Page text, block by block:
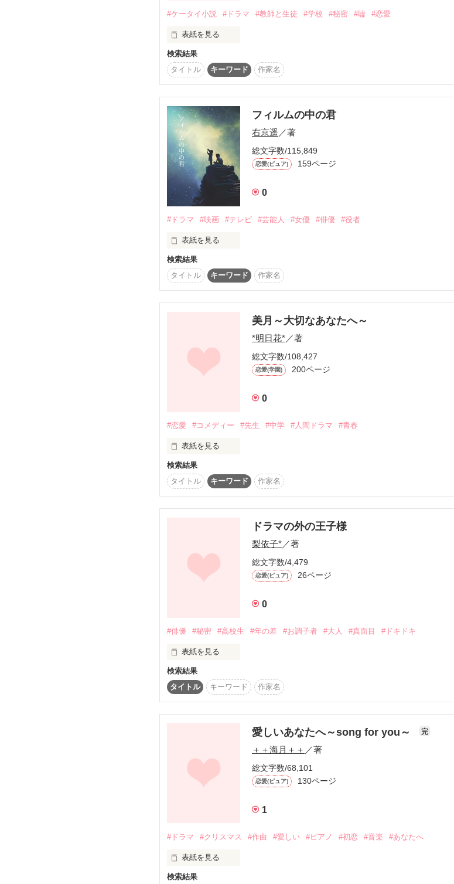
「心愛ちゃんは好きな人とかいるんですか?」
「それが…ほんとにいないんですよ…」
そんなわけない
芸能人の私だって
ごく普通の女の子
好きな人ぐらいいるんだよ……
.*☆Special Thanks☆*.
Ｃｈｉｈａさん
Ｒ.Heartyさん
CoCoLoさん
☆涼介くｎ☆さん
Sorakaさん
.･〜*☆.･〜*☆.･〜*☆.･〜*☆
オススメ作品に
掲載されました(*^^*)
ある理由でテレビ嫌いになった普通の女子高生
上原舞(ｳｴﾊﾗﾏｲ)の人生は、
…ドラマをはるかに超える。
◇夢に向かって成長する女の子のｻｸｾｽ&ﾗﾌﾞｽﾄｰﾘｰ◇
start:2008.8/14
(●･ｖ･人･ｖ･○)
-meri- 様
天道愛羅 様
#ケータイ小説 #ドラマ #教師と生徒 #学校 #秘密 #嘘 #恋愛
表紙を見る
あなたの願いは何ですか？
この小説は１００％私の願望でできています(笑)
検索結果
タイトル
キーワード 作家名
フィルムの中の君
右京遥 ／著
総文字数/115,849
恋愛(ピュア) 159ページ
0
#ドラマ #映画 #テレビ #芸能人 #女優 #俳優 #役者
表紙を見る
実力派女優  櫻井昴(さくらいすばる)
２人の16歳の役者たちが
全力で駆け抜けた高校時代。
でも心はまだ、高校生ーー。
「好きになって…いいかな？
役としてじゃなくて、私自身が」
「おいで、泣きたいならいつでも
……そう言えたらどんなにいいか」
自分の思い通りに動けず歯痒い２人ー。
私が       俺が
フィルムに映る君でしたー。
お時間あれば読んでやってください！
気が向いたら短くてもご意見や感想など
いただければ幸いです。。
検索結果
タイトル
キーワード 作家名
美月～大切なあなたへ～
*明日花*／著
総文字数/108,427
恋愛(学園) 200ページ
0
#恋愛 #コメディー #先生 #中学 #人間ドラマ #青春
表紙を見る
私は今、綺麗な“月”を見ています
ずっと独りで見ていた
あなたと2人で。
検索結果
タイトル
キーワード 作家名
ドラマの外の王子様
梨依子*／著
総文字数/4,479
恋愛(ピュア) 26ページ
0
#俳優 #秘密 #高校生 #年の差 #お調子者 #大人 #真面目 #ドキドキ
表紙を見る
ごく普通の女子高生
川原奈都ｰｶﾜﾊﾗ ﾅﾂ(17)
の、
検索結果
タイトル
キーワード 作家名
愛しいあなたへ～song for you～ 完
＋＋海月＋＋ ／著
総文字数/68,101
恋愛(ピュア) 130ページ
1
#ドラマ #クリスマス #作曲 #愛しい #ピアノ #初恋 #音楽 #あなたへ
表紙を見る
美由は、内気で
検索結果